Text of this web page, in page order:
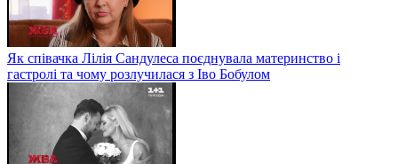
Як співачка Лілія Сандулеса поєднувала материнство і
гастролі та чому розлучилася з Іво Бобулом